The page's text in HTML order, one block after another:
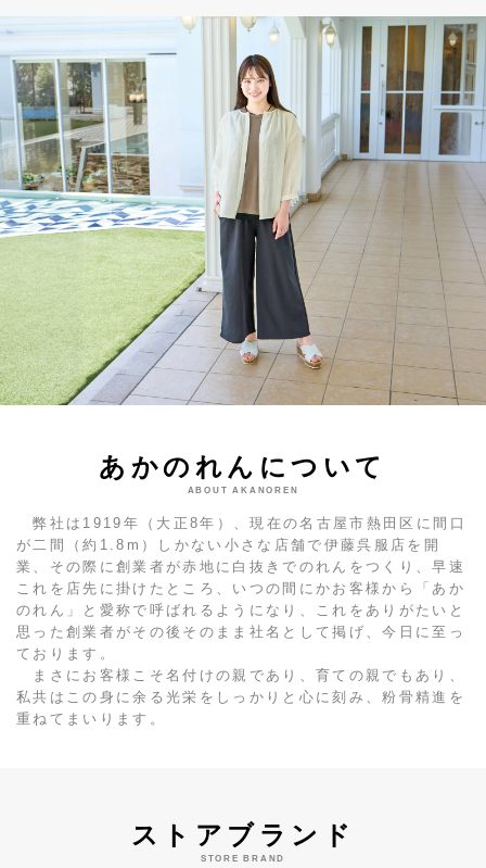
あかのれんについて
ABOUT AKANOREN
弊社は1919年（大正8年）、現在の名古屋市熱田区に間口
が二間（約1.8m）しかない小さな店舗で伊藤呉服店を開
業、その際に創業者が赤地に白抜きでのれんをつくり、早速
これを店先に掛けたところ、いつの間にかお客様から「あか
のれん」と愛称で呼ばれるようになり、これをありがたいと
思った創業者がその後そのまま社名として掲げ、今日に至っ
ております。
まさにお客様こそ名付けの親であり、育ての親でもあり、
私共はこの身に余る光栄をしっかりと心に刻み、粉骨精進を
重ねてまいります。
ストアブランド
STORE BRAND